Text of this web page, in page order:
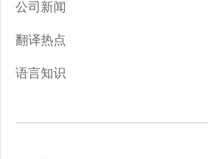
公司新闻
翻译热点
语言知识